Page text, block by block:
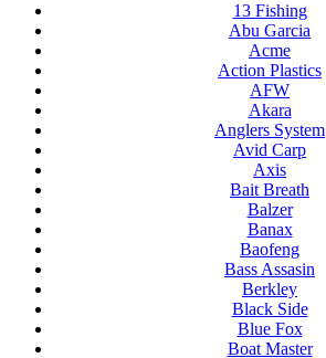
13 Fishing
Abu Garcia
Acme
Action Plastics
AFW
Akara
Anglers System
Avid Carp
Axis
Bait Breath
Balzer
Banax
Baofeng
Bass Assasin
Berkley
Black Side
Blue Fox
Boat Master